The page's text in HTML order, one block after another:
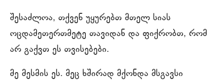
შესაძლოა, თქვენ უყურებთ მთელ სიას
ოცდამეთერთმეტე თავიდან და ფიქრობთ, რომ
არ გაქვთ ეს თვისებები.
მე მესმის ეს. მეც ხშირად მქონდა მსგავსი